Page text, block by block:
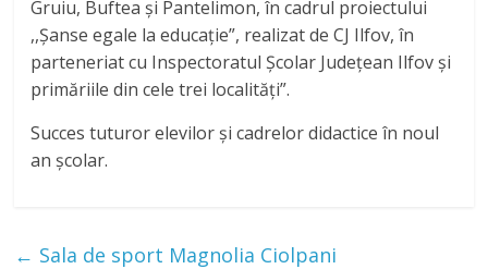
Gruiu, Buftea și Pantelimon, în cadrul proiectului
,,Șanse egale la educație”, realizat de CJ Ilfov, în
parteneriat cu Inspectoratul Școlar Județean Ilfov și
primăriile din cele trei localități”.
Succes tuturor elevilor și cadrelor didactice în noul
an școlar.
← Sala de sport Magnolia Ciolpani